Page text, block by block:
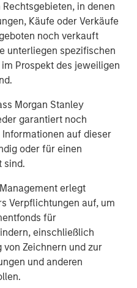
in denen
Käufe oder Verkäufe
noch verkauft
unterliegen spezifischen
Prospekt des jeweiligen
Morgan Stanley
garantiert noch
auf dieser
oder für einen
sind.
erlegt
Verpflichtungen auf, um
für
einschließlich
Zeichnern und zur
und anderen
Einblicke
WORLD
to Humanoids:
Leap